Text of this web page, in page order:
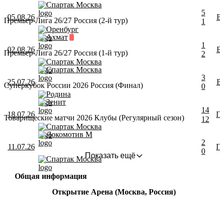
05.08.26
Спартак Москва
Оренбург
5
1
Премьер-Лига 26/27 Россия (2-й тур)
02.08.26
Ахмат
Спартак Москва
1
2
Премьер-Лига 26/27 Россия (1-й тур)
25.07.26
Спартак Москва
Родина
3
0
Суперкубок России 2026 Россия (Финал)
18.07.26
Зенит
Спартак Москва
1
1
4
2
Товарищеские матчи 2026 Клубы (Регулярный сезон)
11.07.26
Локомотив М
Спартак Москва
2
0
Показать ещё
Общая информация
Открытие Арена (Москва, Россия)